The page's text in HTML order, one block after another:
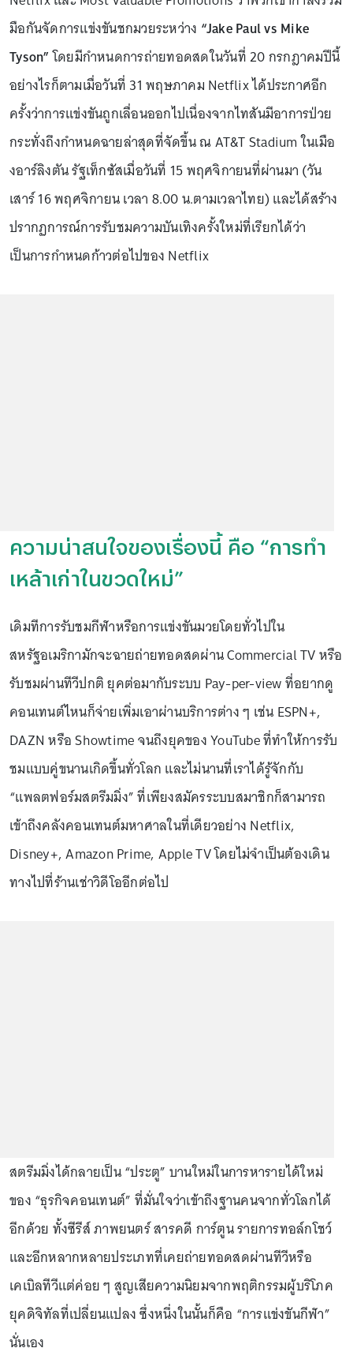
มือกันจัดการแข่งขันชกมวยระหว่าง “Jake Paul vs Mike
Tyson”โดยมีกำหนดการถ่ายทอดสดในวันที่ 20 กรกฎาคมปีนี้
อย่างไรก็ตามเมื่อวันที่ 31 พฤษภาคม Netflix ได้ประกาศอีก
ครั้งว่าการแข่งขันถูกเลื่อนออกไปเนื่องจากไทสันมีอาการป่วย
กระทั่งถึงกำหนดฉายล่าสุดที่จัดขึ้น ณ AT&T Stadium ในเมือ
งอาร์ลิงตัน รัฐเท็กซัสเมื่อวันที่ 15 พฤศจิกายนที่ผ่านมา (วัน
เสาร์ 16 พฤศจิกายน เวลา 8.00 น.ตามเวลาไทย) และได้สร้าง
ปรากฏการณ์การรับชมความบันเทิงครั้งใหม่ที่เรียกได้ว่า
เป็นการกำหนดก้าวต่อไปของ Netflix
ความน่าสนใจของเรื่องนี้ คือ “การทำ
เหล้าเก่าในขวดใหม่”
เดิมทีการรับชมกีฬาหรือการแข่งขันมวยโดยทั่วไปใน
สหรัฐอเมริกามักจะฉายถ่ายทอดสดผ่าน Commercial TV หรือ
รับชมผ่านทีวีปกติ ยุคต่อมากับระบบ Pay-per-view ที่อยากดู
คอนเทนต์ไหนก็จ่ายเพิ่มเอาผ่านบริการต่าง ๆ เช่น ESPN+,
DAZN หรือ Showtime จนถึงยุคของ YouTube ที่ทำให้การรับ
ชมแบบคู่ขนานเกิดขึ้นทั่วโลก และไม่นานที่เราได้รู้จักกับ
“แพลตฟอร์มสตรีมมิ่ง” ที่เพียงสมัครระบบสมาชิกก็สามารถ
เข้าถึงคลังคอนเทนต์มหาศาลในที่เดียวอย่าง Netflix,
Disney+, Amazon Prime, Apple TV โดยไม่จำเป็นต้องเดิน
ทางไปที่ร้านเช่าวิดีโออีกต่อไป
สตรีมมิ่งได้กลายเป็น “ประตู” บานใหม่ในการหารายได้ใหม่
ของ “ธุรกิจคอนเทนต์” ที่มั่นใจว่าเข้าถึงฐานคนจากทั่วโลกได้
อีกด้วย ทั้งซีรีส์ ภาพยนตร์ สารคดี การ์ตูน รายการทอล์กโชว์
และอีกหลากหลายประเภทที่เคยถ่ายทอดสดผ่านทีวีหรือ
เคเบิลทีวีแต่ค่อย ๆ สูญเสียความนิยมจากพฤติกรรมผู้บริโภค
ยุคดิจิทัลที่เปลี่ยนแปลง ซึ่งหนึ่งในนั้นก็คือ “การแข่งขันกีฬา”
นั่นเอง